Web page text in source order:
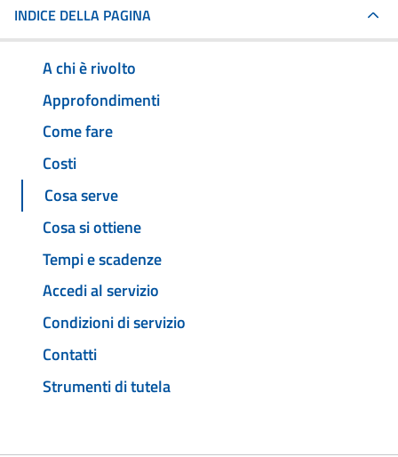
INDICE DELLA PAGINA
A chi è rivolto
Approfondimenti
Come fare
Costi
Cosa serve
Cosa si ottiene
Tempi e scadenze
Accedi al servizio
Condizioni di servizio
Contatti
Strumenti di tutela